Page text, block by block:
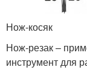
Нож-косяк
Нож-резак –
инструмент для